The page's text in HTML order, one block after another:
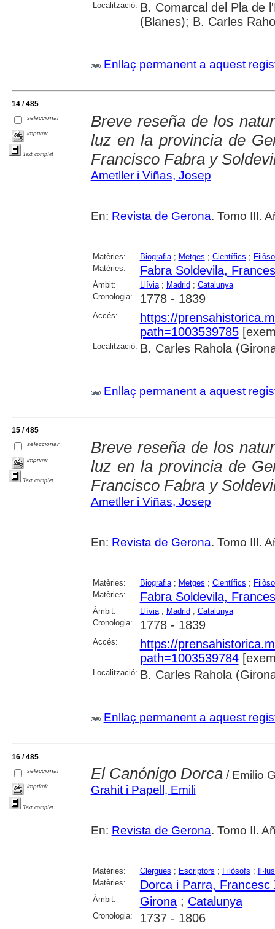
Localització: B. Comarcal del Pla de
(Blanes); B. Carles
Enllaç permanent a aquest
14 / 485
seleccionar
imprimir
Text complet
Breve reseña de los
luz en la provincia de
Francisco Fabra y
Ametller i Viñas, Josep
En: Revista de Gerona. Tomo III.
Matèries: Biografia; Metges ; Científics ;
Matèries:
Fabra Soldevila,
Àmbit: Llívia; Madrid; Catalunya
Cronologia:
1778 - 1839
Accés:
https://
path=1003539785
Localització: B. Carles Rahola
Enllaç permanent a aquest
15 / 485
seleccionar
imprimir
Text complet
Breve reseña de los
luz en la provincia de
Francisco Fabra y
Ametller i Viñas, Josep
En: Revista de Gerona. Tomo III.
Matèries: Biografia; Metges ; Científics ;
Matèries:
Fabra Soldevila,
Àmbit: Llívia; Madrid; Catalunya
Cronologia:
1778 - 1839
Accés:
https://
path=1003539784
Localització: B. Carles Rahola
Enllaç permanent a aquest
16 / 485
seleccionar
imprimir
Text complet
El Canónigo Dorca/ Emilio
Grahit i Papell, Emili
En: Revista de Gerona. Tomo II.
Matèries: Clergues ; Escriptors ; Filòsofs ;
Matèries:
Dorca i Parra, Francesc
Àmbit: Girona; Catalunya
Cronologia: 1737 - 1806